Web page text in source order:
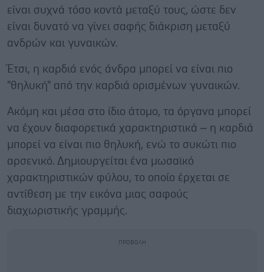
είναι συχνά τόσο κοντά μεταξύ τους, ώστε δεν
είναι δυνατό να γίνει σαφής διάκριση μεταξύ
ανδρών και γυναικών.
Έτσι, η καρδιά ενός άνδρα μπορεί να είναι πιο
"θηλυκή" από την καρδιά ορισμένων γυναικών.
Ακόμη και μέσα στο ίδιο άτομο, τα όργανα μπορεί
να έχουν διαφορετικά χαρακτηριστικά – η καρδιά
μπορεί να είναι πιο θηλυκή, ενώ το συκώτι πιο
αρσενικό. Δημιουργείται ένα μωσαϊκό
χαρακτηριστικών φύλου, το οποίο έρχεται σε
αντίθεση με την εικόνα μιας σαφούς
διαχωριστικής γραμμής.